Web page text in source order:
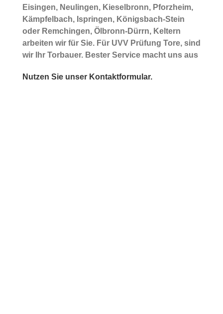
Eisingen, Neulingen, Kieselbronn, Pforzheim,
Kämpfelbach, Ispringen, Königsbach-Stein
oder Remchingen, Ölbronn-Dürrn, Keltern
arbeiten wir für Sie. Für UVV Prüfung Tore, sind
wir Ihr Torbauer. Bester Service macht uns aus
Nutzen Sie unser Kontaktformular.